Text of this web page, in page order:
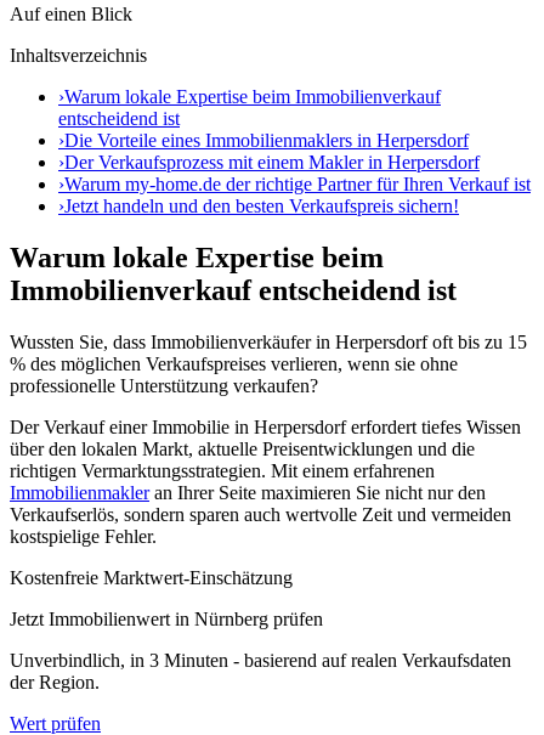
Auf einen Blick
Inhaltsverzeichnis
›Warum lokale Expertise beim Immobilienverkauf
entscheidend ist
›Die Vorteile eines Immobilienmaklers in Herpersdorf
›Der Verkaufsprozess mit einem Makler in Herpersdorf
›Warum my-home.de der richtige Partner für Ihren Verkauf ist
›Jetzt handeln und den besten Verkaufspreis sichern!
Warum lokale Expertise beim
Immobilienverkauf entscheidend ist
Wussten Sie, dass Immobilienverkäufer in Herpersdorf oft bis zu 15
% des möglichen Verkaufspreises verlieren, wenn sie ohne
professionelle Unterstützung verkaufen?
Der Verkauf einer Immobilie in Herpersdorf erfordert tiefes Wissen
über den lokalen Markt, aktuelle Preisentwicklungen und die
richtigen Vermarktungsstrategien. Mit einem erfahrenen
Immobilienmakleran Ihrer Seite maximieren Sie nicht nur den
Verkaufserlös, sondern sparen auch wertvolle Zeit und vermeiden
kostspielige Fehler.
Kostenfreie Marktwert-Einschätzung
Jetzt Immobilienwert in Nürnberg prüfen
Unverbindlich, in 3 Minuten - basierend auf realen Verkaufsdaten
der Region.
Wert prüfen